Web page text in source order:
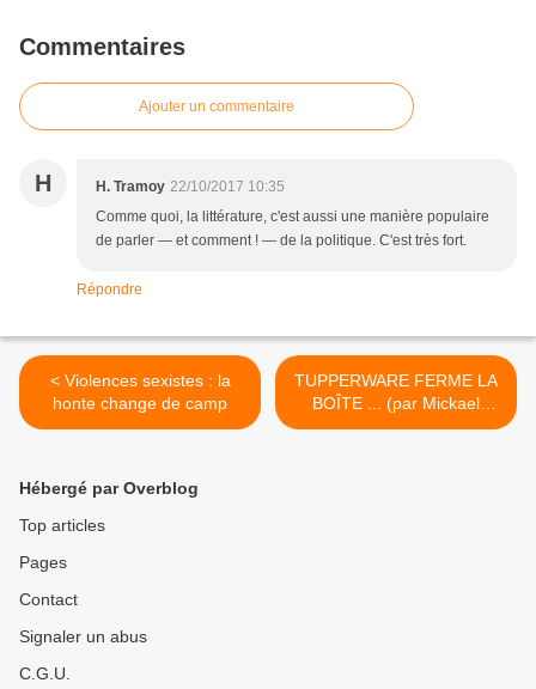
Commentaires
Ajouter un commentaire
H H. Tramoy 22/10/2017 10:35
Comme quoi, la littérature, c'est aussi une manière populaire
de parler — et comment ! — de la politique. C'est très fort.
Répondre
< Violences sexistes : la
honte change de camp
TUPPERWARE FERME LA
BOÎTE ... (par Mickael
Wamen) >
Hébergé par Overblog
Top articles
Pages
Contact
Signaler un abus
C.G.U.